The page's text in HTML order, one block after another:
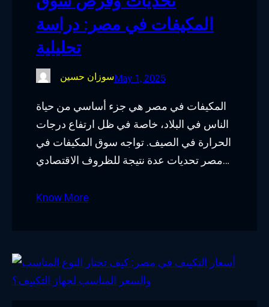
المكيفات في مصر: دراسة
تحليلية
سوزان حسينMay 1, 2025
المكيفات في مصر هي جزء أساسي من حياة
الناس في البلاد، خاصة في ظل ارتفاع درجات
الحرارة في الصيف. تواجه سوق المكيفات في
مصر تحديات عدة نتيجة للظروف الاقتصادي…
Know More